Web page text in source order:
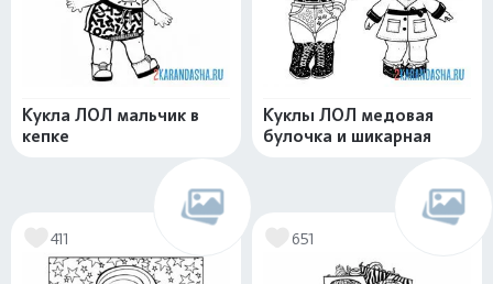
Кукла ЛОЛ мальчик в
кепке
Куклы ЛОЛ медовая
булочка и шикарная
411 651